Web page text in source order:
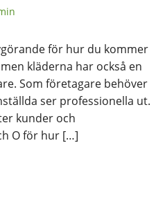
för hur du kommer
kläderna har också en
Som företagare behöver
ser professionella ut.
kunder och
O för hur […]